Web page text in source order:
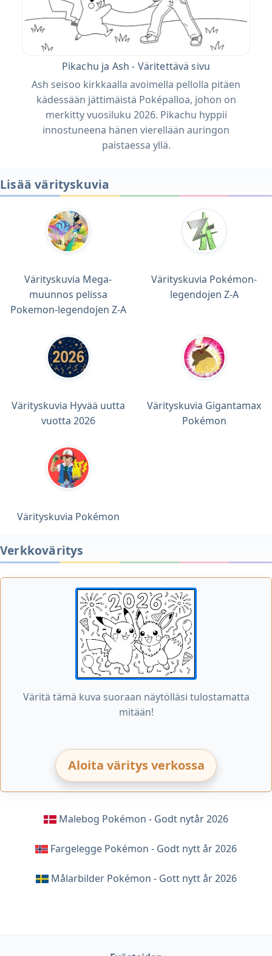
Pikachu ja Ash - Väritettävä sivu
Ash seisoo kirkkaalla avoimella pellolla pitäen
kädessään jättimäistä Poképalloa, johon on
merkitty vuosiluku 2026. Pikachu hyppii
innostuneena hänen vierellään auringon
paistaessa yllä.
Lisää värityskuvia
Värityskuvia Mega-
muunnos pelissa
Pokemon-legendojen Z-A
Värityskuvia Pokémon-
legendojen Z-A
Värityskuvia Hyvää uutta
vuotta 2026
Värityskuvia Gigantamax
Pokémon
Värityskuvia Pokémon
Verkkoväritys
Väritä tämä kuva suoraan näytölläsi tulostamatta
mitään!
Aloita väritys verkossa
Malebog Pokémon - Godt nytår 2026
Fargelegge Pokémon - Godt nytt år 2026
Målarbilder Pokémon - Gott nytt år 2026